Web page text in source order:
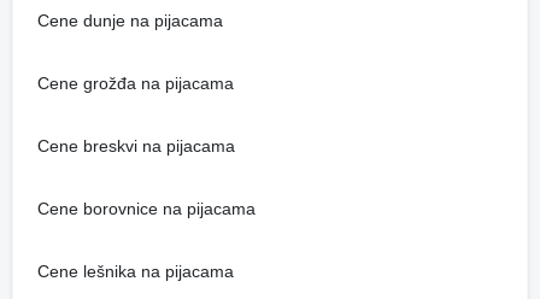
Cene dunje na pijacama
Cene grožđa na pijacama
Cene breskvi na pijacama
Cene borovnice na pijacama
Cene lešnika na pijacama